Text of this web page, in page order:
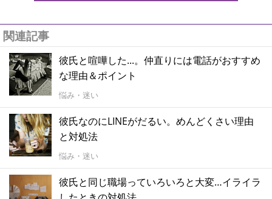
関連記事
彼氏と喧嘩した...。仲直りには電話がおすすめ
な理由＆ポイント
悩み・迷い
彼氏なのにLINEがだるい。めんどくさい理由
と対処法
悩み・迷い
彼氏と同じ職場っていろいろと大変…イライラ